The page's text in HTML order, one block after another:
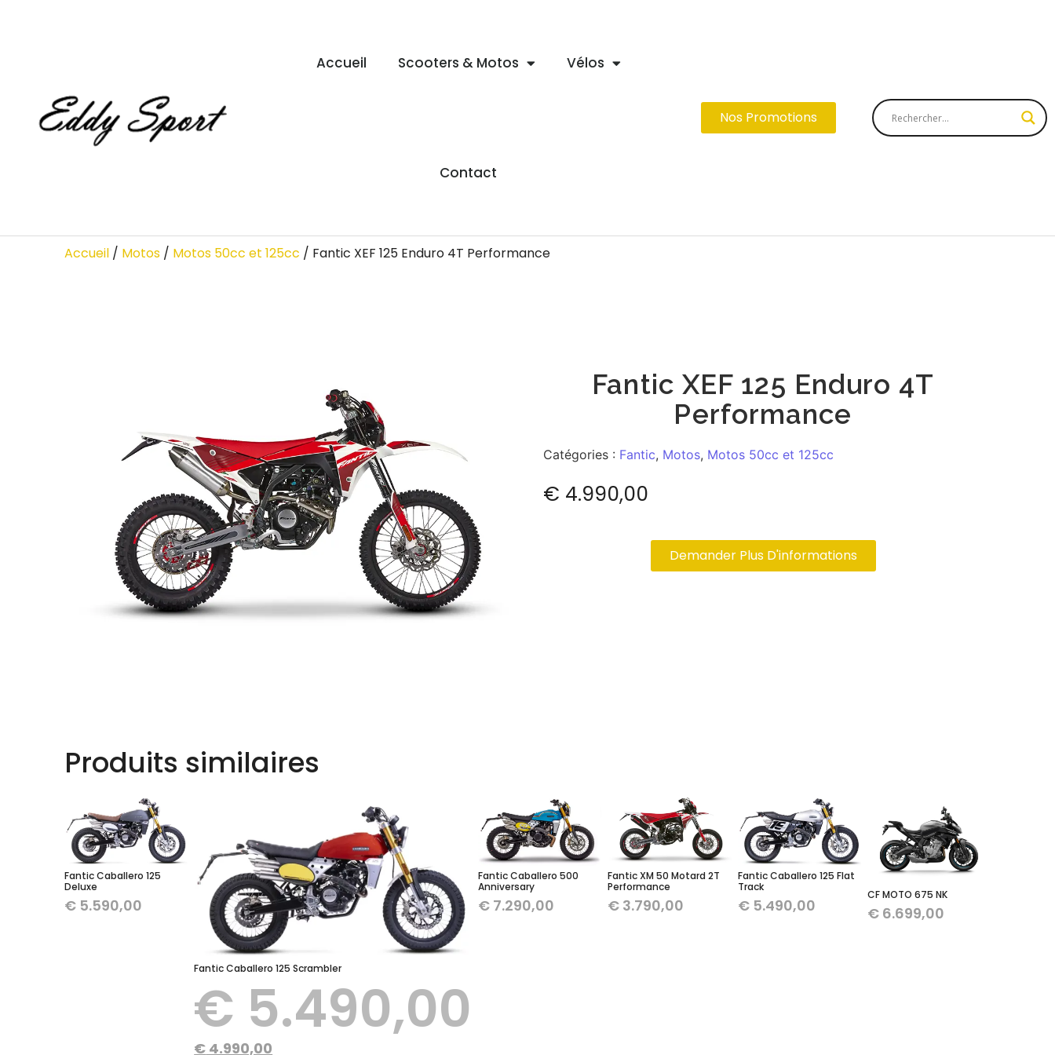
Accueil Scooters & Motos Vélos
Contact
Nos Promotions
Accueil / Motos / Motos 50cc et 125cc / Fantic XEF 125 Enduro 4T Performance
Fantic XEF 125 Enduro 4T
Performance
Catégories : Fantic, Motos, Motos 50cc et 125cc
€ 4.990,00
Demander Plus D'informations
Produits similaires
Fantic Caballero 125
Deluxe
€ 5.590,00
Fantic Caballero 125 Scrambler
€ 5.490,00
€ 4.990,00
Fantic Caballero 500
Anniversary
€ 7.290,00
Fantic XM 50 Motard 2T
Performance
€ 3.790,00
Fantic Caballero 125 Flat
Track
€5.490,00
CF MOTO 675 NK
€6.699,00